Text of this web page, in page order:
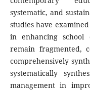
systematic, and
studies have
in enhancing school
remain fragmented,
comprehensively
systematically
management in